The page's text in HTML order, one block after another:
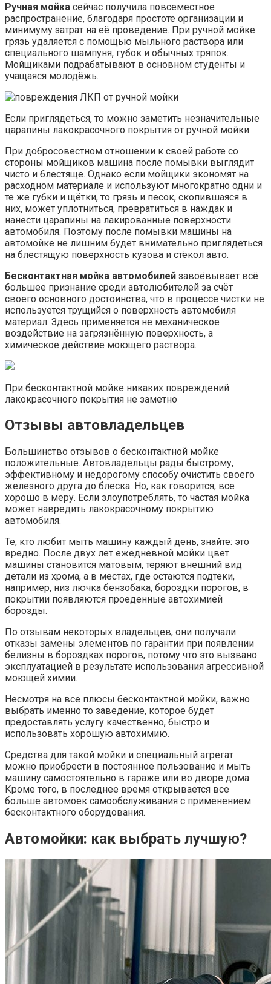
Ручная мойка сейчас получила повсеместное
распространение, благодаря простоте организации и
минимуму затрат на её проведение. При ручной мойке
грязь удаляется с помощью мыльного раствора или
специального шампуня, губок и обычных тряпок.
Мойщиками подрабатывают в основном студенты и
учащаяся молодёжь.
Если приглядеться, то можно заметить незначительные
царапины лакокрасочного покрытия от ручной мойки
При добросовестном отношении к своей работе со
стороны мойщиков машина после помывки выглядит
чисто и блестяще. Однако если мойщики экономят на
расходном материале и используют многократно одни и
те же губки и щётки, то грязь и песок, скопившаяся в
них, может уплотниться, превратиться в наждак и
нанести царапины на лакированные поверхности
автомобиля. Поэтому после помывки машины на
автомойке не лишним будет внимательно приглядеться
на блестящую поверхность кузова и стёкол авто.
Бесконтактная мойка автомобилей завоёвывает всё
большее признание среди автолюбителей за счёт
своего основного достоинства, что в процессе чистки не
используется трущийся о поверхность автомобиля
материал. Здесь применяется не механическое
воздействие на загрязнённую поверхность, а
химическое действие моющего раствора.
При бесконтактной мойке никаких повреждений
лакокрасочного покрытия не заметно
Отзывы автовладельцев
Большинство отзывов о бесконтактной мойке
положительные. Автовладельцы рады быстрому,
эффективному и недорогому способу очистить своего
железного друга до блеска. Но, как говорится, все
хорошо в меру. Если злоупотреблять, то частая мойка
может навредить лакокрасочному покрытию
автомобиля.
Те, кто любит мыть машину каждый день, знайте: это
вредно. После двух лет ежедневной мойки цвет
машины становится матовым, теряют внешний вид
детали из хрома, а в местах, где остаются подтеки,
например, низ лючка бензобака, бороздки порогов, в
покрытии появляются проеденные автохимией
борозды.
По отзывам некоторых владельцев, они получали
отказы замены элементов по гарантии при появлении
белизны в бороздках порогов, потому что это вызвано
эксплуатацией в результате использования агрессивной
моющей химии.
Несмотря на все плюсы бесконтактной мойки, важно
выбрать именно то заведение, которое будет
предоставлять услугу качественно, быстро и
использовать хорошую автохимию.
Средства для такой мойки и специальный агрегат
можно приобрести в постоянное пользование и мыть
машину самостоятельно в гараже или во дворе дома.
Кроме того, в последнее время открывается все
больше автомоек самообслуживания с применением
бесконтактного оборудования.
Автомойки: как выбрать лучшую?